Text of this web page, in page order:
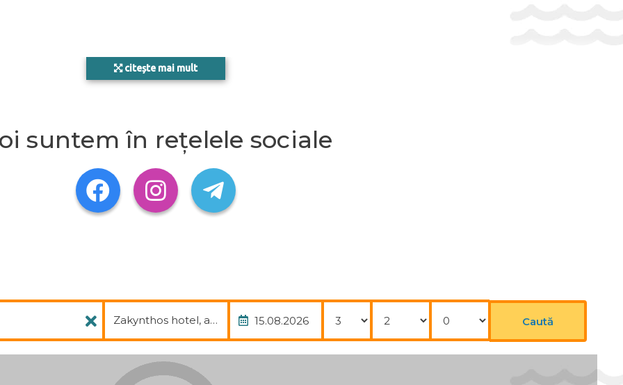
citește mai mult
suntem în rețelele sociale
Zakynthos hotel, avia, transfer Caută